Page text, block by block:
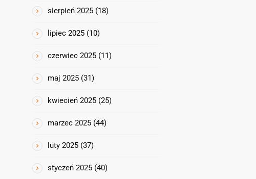
sierpień 2025 (18)
lipiec 2025 (10)
czerwiec 2025 (11)
maj 2025 (31)
kwiecień 2025 (25)
marzec 2025 (44)
luty 2025 (37)
styczeń 2025 (40)